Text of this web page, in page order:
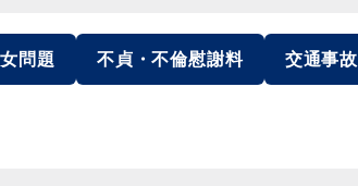
問題 不貞・不倫慰謝料 交通事故